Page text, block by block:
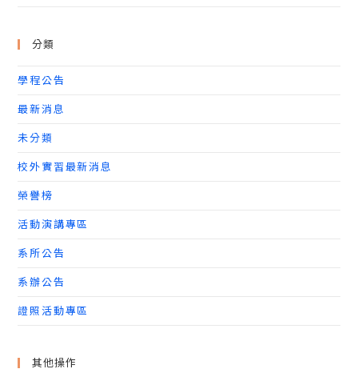
分類
學程公告
最新消息
未分類
校外實習最新消息
榮譽榜
活動演講專區
系所公告
系辦公告
證照活動專區
其他操作